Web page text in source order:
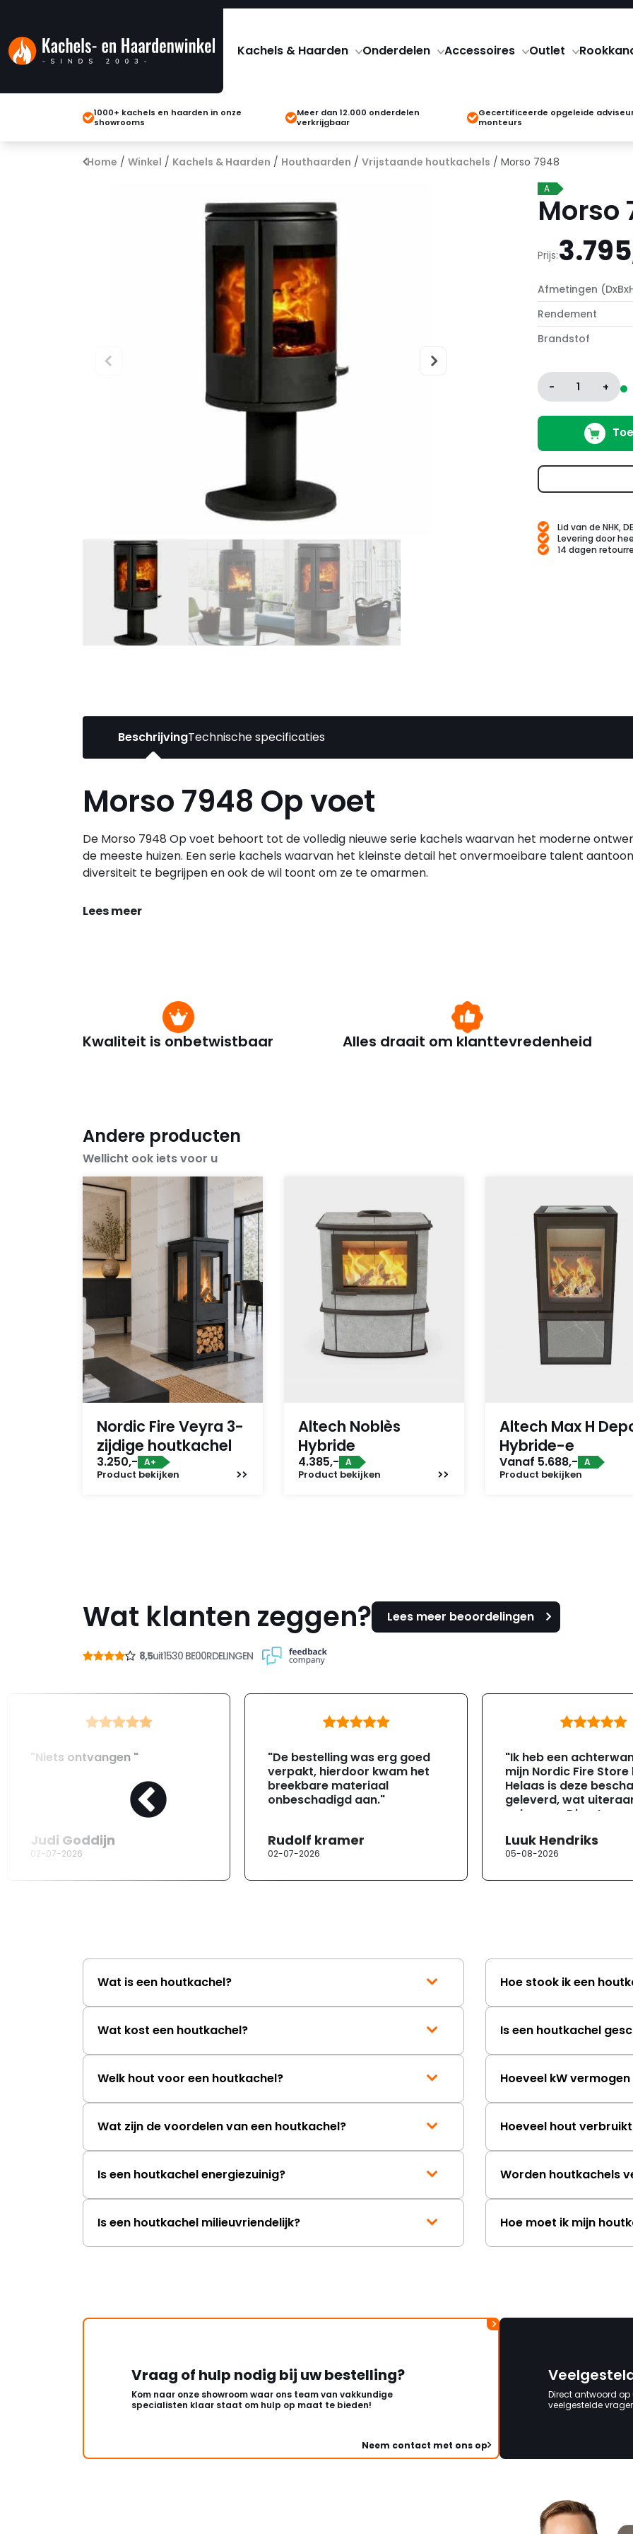
Kachels & Haarden Onderdelen Accessoires Outlet
1000+ kachels en haarden in onze
showrooms
Meer dan 12.000 onderdelen
verkrijgbaar
Gecertificeerde opgeleide
monteurs
Home / Winkel / Kachels & Haarden / Houthaarden / Vrijstaande houtkachels / Morso 7948
A
Morso
Prijs:
Afmetingen
Rendement
Brandstof
- 1 +
Lid van de NHK,
Levering door
14 dagen
BeschrijvingTechnische specificaties
Morso 7948 Op voet
De Morso 7948 Op voet behoort tot de volledig nieuwe serie kachels waarvan het moderne
de meeste huizen. Een serie kachels waarvan het kleinste detail het onvermoeibare talent
diversiteit te begrijpen en ook de wil toont om ze te omarmen.
Lees meer
Kwaliteit is onbetwistbaar Alles draait om klanttevredenheid
Andere producten
Wellicht ook iets voor u
Nordic Fire Veyra 3-
zijdige houtkachel
3.250,- A+
Product bekijken
Altech Noblès
Hybride
4.385,- A
Product bekijken
Altech Max H
Hybride-e
Vanaf 5.688,- A
Product bekijken
Wat klanten zeggen? Lees meer beoordelingen
8,5uit1530 BE00RDELINGEN
"Niets ontvangen "
Judi Goddijn
02-07-2026
"De bestelling was erg goed
verpakt, hierdoor kwam het
breekbare materiaal
onbeschadigd aan."
Rudolf kramer
02-07-2026
"Ik heb een
mijn Nordic Fire
Helaas is deze
geleverd, wat
gebeuren. Direct na
opgenomen met de
klantenservice. Helaas
erg moeizaam;
wordt opgelost en
onbeschadigde
Luuk Hendriks
05-08-2026
Wat is een houtkachel?
Wat kost een houtkachel?
Welk hout voor een houtkachel?
Wat zijn de voordelen van een houtkachel?
Is een houtkachel energiezuinig?
Is een houtkachel milieuvriendelijk?
Hoe stook ik een
Is een houtkachel
Hoeveel kW
Hoeveel hout
Worden houtkachels
Hoe moet ik mijn
Vraag of hulp nodig bij uw bestelling?
Kom naar onze showroom waar ons team van vakkundige
specialisten klaar staat om hulp op maat te bieden!
Neem contact met ons op
Direct antwoord op
veelgestelde